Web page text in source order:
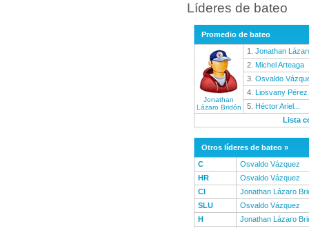
Líderes de bateo
Promedio de bateo
Jonathan
Lázaro Bridón
1. Jonathan
2. Michel Arteaga
3. Osvaldo
4. Liosvany Pérez
5. Héctor Ariel...
Lista
Otros líderes de bateo »
C
Osvaldo Vázquez
HR
Osvaldo Vázquez
CI
Jonathan Lázaro
SLU
Osvaldo Vázquez
H
Jonathan Lázaro